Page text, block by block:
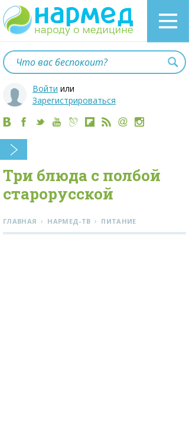
Войти или
Зарегистрироваться
Три блюда с полбой
старорусской
ГЛАВНАЯ › НАРМЕД-ТВ › ПИТАНИЕ